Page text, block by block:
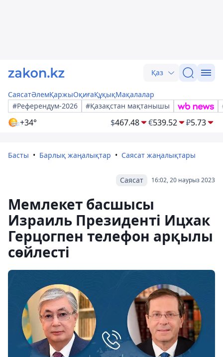
Қаз
СаясатӘлемҚаржыОқиғаҚұқықМақалалар
#Референдум-2026
#Қазақстан мақтанышы
+34° $467.48 €539.52 ₽5.73
Басты Барлық жаңалықтар Саясат жаңалықтары
16:02, 20 наурыз 2023
Саясат
Мемлекет басшысы
Израиль Президенті Ицхак
Герцогпен телефон арқылы
сөйлесті